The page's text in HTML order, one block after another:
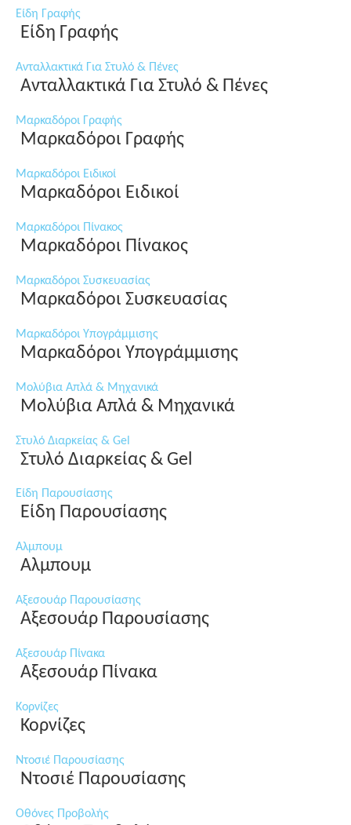
Είδη Γραφής
Είδη Γραφής
Ανταλλακτικά Για Στυλό & Πένες
Ανταλλακτικά Για Στυλό & Πένες
Μαρκαδόροι Γραφής
Μαρκαδόροι Γραφής
Μαρκαδόροι Ειδικοί
Μαρκαδόροι Ειδικοί
Μαρκαδόροι Πίνακος
Μαρκαδόροι Πίνακος
Μαρκαδόροι Συσκευασίας
Μαρκαδόροι Συσκευασίας
Μαρκαδόροι Υπογράμμισης
Μαρκαδόροι Υπογράμμισης
Μολύβια Απλά & Μηχανικά
Μολύβια Απλά & Μηχανικά
Στυλό Διαρκείας & Gel
Στυλό Διαρκείας & Gel
Είδη Παρουσίασης
Είδη Παρουσίασης
Αλμπουμ
Αλμπουμ
Αξεσουάρ Παρουσίασης
Αξεσουάρ Παρουσίασης
Αξεσουάρ Πίνακα
Αξεσουάρ Πίνακα
Κορνίζες
Κορνίζες
Ντοσιέ Παρουσίασης
Ντοσιέ Παρουσίασης
Οθόνες Προβολής